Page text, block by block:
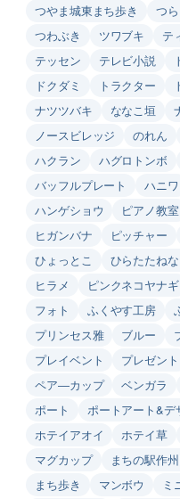
つやま城東まち歩き
つ
つわぶき
ツワブキ テ
テッセン
テレビ小説
ドクダミ
トラクター
ナツツバキ
ななこ垣
ノースビレッジ
のれん
ハクラン
ハグロトンボ
バッフルプレート
ハニワ
ハンゲショウ
ピアノ教室
ヒガンバナ
ピッチャー
ひょっとこ
ひらたたね
ヒラメ
ピンクネコヤナギ
フォト
ふくやす工房
プリンセス雅
ブルー
プレイベント
プレゼント
ペア―カップ
ベンガラ
ポート
ポートアート&デ
ホテイアオイ
ホテイ草
マグカップ
まちの駅作
まち歩き
マンボウ ミ